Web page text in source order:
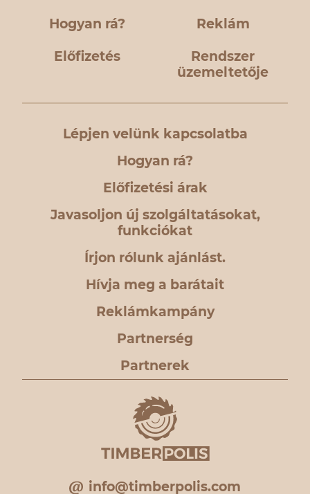
Hogyan rá? Reklám
Előfizetés
Rendszer
üzemeltetője
Lépjen velünk kapcsolatba
Hogyan rá?
Előfizetési árak
Javasoljon új szolgáltatásokat,
funkciókat
Írjon rólunk ajánlást.
Hívja meg a barátait
Reklámkampány
Partnerség
Partnerek
info@timberpolis.com